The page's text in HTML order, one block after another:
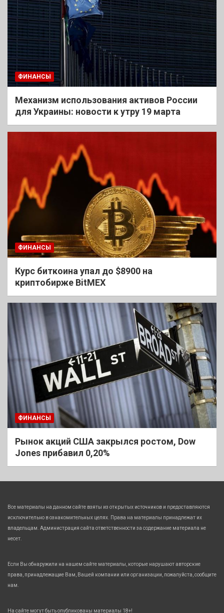
ФИНАНСЫ
Механизм использования активов России
для Украины: новости к утру 19 марта
ФИНАНСЫ
Курс биткоина упал до $8900 на
криптобирже BitMEX
ФИНАНСЫ
Рынок акций США закрылся ростом, Dow
Jones прибавил 0,20%
Все материалы на данном сайте взяты из открытых источников и предоставляются
исключительно в ознакомительных целях. Права на материалы принадлежат их
владельцам. Администрация сайта ответственности за содержание материала не
несет.
Если Вы обнаружили на нашем сайте материалы, которые нарушают авторские
права, принадлежащие Вам, Вашей компании или организации, пожалуйста, сообщите
нам.
На сайте могут быть опубликованы материалы 18+!